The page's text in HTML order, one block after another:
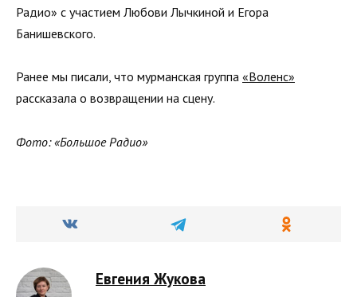
Радио» с участием Любови Лычкиной и Егора
Банишевского.
Ранее мы писали, что мурманская группа «Воленс»
рассказала о возвращении на сцену.
Фото: «Большое Радио»
Евгения Жукова